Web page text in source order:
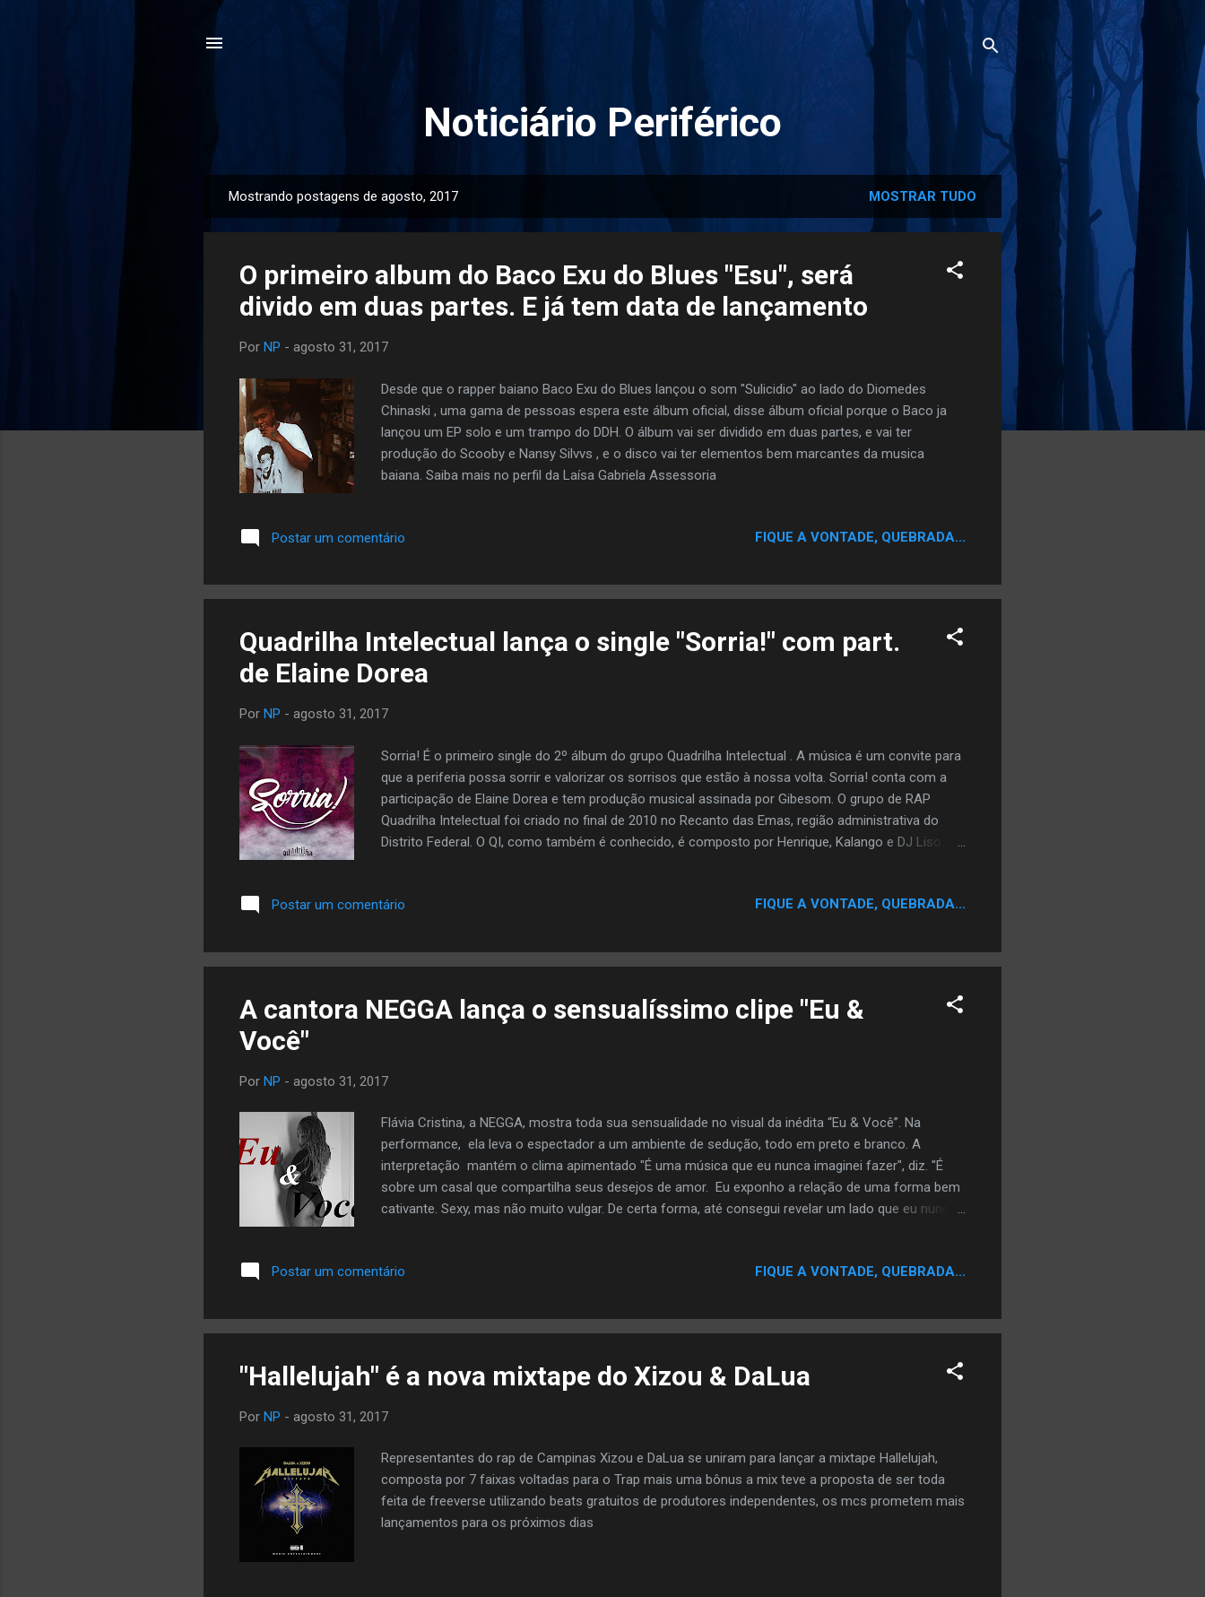
Noticiário Periférico
o
Mostrando postagens de agosto, 2017 MOSTRAR TUDO
O primeiro album do Baco Exu do Blues "Esu", será
divido em duas partes. E já tem data de lançamento
Por NP - agosto 31, 2017
Desde que o rapper baiano Baco Exu do Blues lançou o som "Sulicidio" ao lado do Diomedes
Chinaski , uma gama de pessoas espera este álbum oficial, disse álbum oficial porque o Baco ja
lançou um EP solo e um trampo do DDH. O álbum vai ser dividido em duas partes, e vai ter
produção do Scooby e Nansy Silvvs , e o disco vai ter elementos bem marcantes da musica
baiana. Saiba mais no perfil da Laísa Gabriela Assessoria
Postar um comentário FIQUE A VONTADE, QUEBRADA...
Quadrilha Intelectual lança o single "Sorria!" com part.
de Elaine Dorea
Por NP - agosto 31, 2017
Sorria! É o primeiro single do 2º álbum do grupo Quadrilha Intelectual . A música é um convite para
que a periferia possa sorrir e valorizar os sorrisos que estão à nossa volta. Sorria! conta com a
participação de Elaine Dorea e tem produção musical assinada por Gibesom. O grupo de RAP
Quadrilha Intelectual foi criado no final de 2010 no Recanto das Emas, região administrativa do
Distrito Federal. O QI, como também é conhecido, é composto por Henrique, Kalango e DJ Liso.
Postar um comentário
FIQUE A VONTADE, QUEBRADA...
A cantora NEGGA lança o sensualíssimo clipe "Eu &
Você"
Por NP - agosto 31, 2017
Flávia Cristina, a NEGGA, mostra toda sua sensualidade no visual da inédita “Eu & Você”. Na
performance, ela leva o espectador a um ambiente de sedução, todo em preto e branco. A
interpretação mantém o clima apimentado "É uma música que eu nunca imaginei fazer", diz. "É
sobre um casal que compartilha seus desejos de amor. Eu exponho a relação de uma forma bem
cativante. Sexy, mas não muito vulgar. De certa forma, até consegui revelar um lado que eu nunca
ASSISTA: Sobre a NEGGA Natural de Poços de Caldas, MG, a NEGGA compõe desde os 12 anos
anos, ela iniciou a carreira solo. Participou de diversos eventos em Minas Gerai...
Postar um comentário FIQUE A VONTADE, QUEBRADA...
"Hallelujah" é a nova mixtape do Xizou & DaLua
Por NP - agosto 31, 2017
Representantes do rap de Campinas Xizou e DaLua se uniram para lançar a mixtape Hallelujah,
composta por 7 faixas voltadas para o Trap mais uma bônus a mix teve a proposta de ser toda
feita de freeverse utilizando beats gratuitos de produtores independentes, os mcs prometem mais
lançamentos para os próximos dias